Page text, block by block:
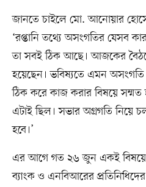
জানতে চাইলে মো. আনোয়ার
‘রপ্তানি তথ্যে অসংগতির যেসব
তা সবই ঠিক আছে। আজকের
হয়েছেন। ভবিষ্যতে এমন
ঠিক করে কাজ করার বিষয়ে সম্মত
এটাই ছিল। সভার অগ্রগতি নিয়ে
হবে।’
এর আগে গত ২৬ জুন একই বিষয়ে
ব্যাংক ও এনবিআরের